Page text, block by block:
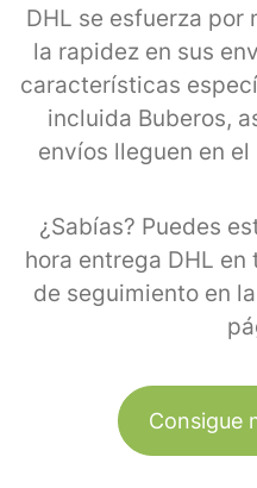
DHL se esfuerza por
la rapidez en sus
características
incluida Buberos,
envíos lleguen en
¿Sabías? Puedes
hora entrega DHL
de seguimiento en
Consigue